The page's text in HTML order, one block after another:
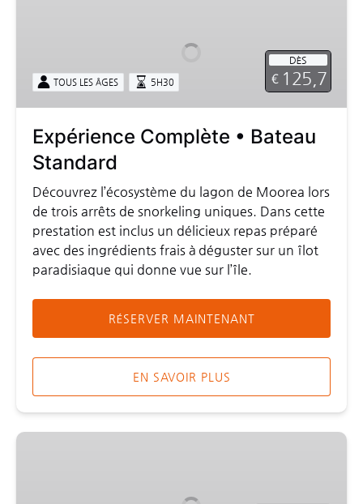
DÈS
€ 125,7
TOUS LES ÂGES 5H30
Expérience Complète • Bateau
Standard
Découvrez l’écosystème du lagon de Moorea lors
de trois arrêts de snorkeling uniques. Dans cette
prestation est inclus un délicieux repas préparé
avec des ingrédients frais à déguster sur un îlot
paradisiaque qui donne vue sur l’île.
RÉSERVER MAINTENANT
EN SAVOIR PLUS
Expérience